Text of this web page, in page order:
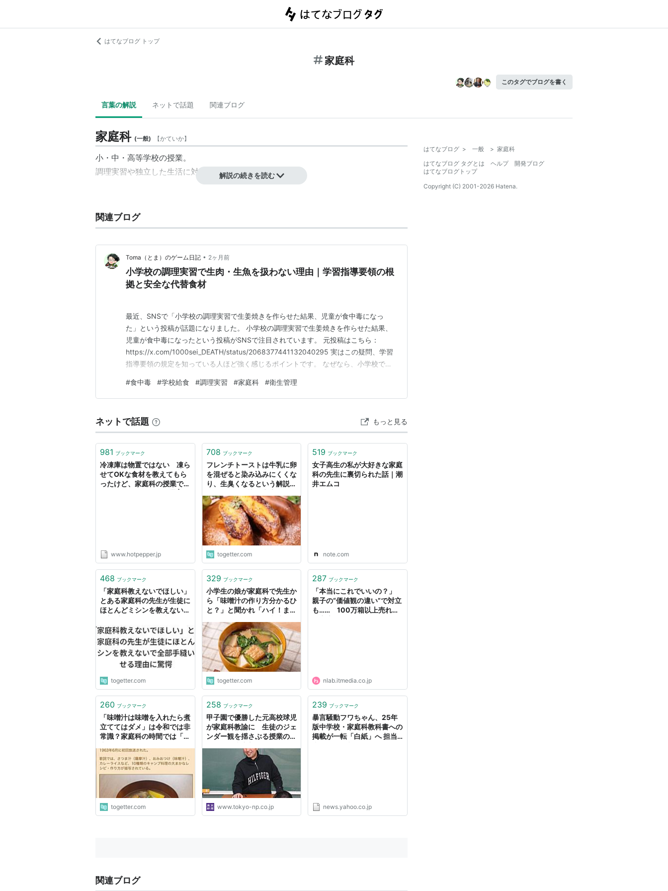
はてなブログ トップ
家庭科
このタグでブログを書く
言葉の解説 ネットで話題 関連ブログ
家庭科 (一般) 【かていか】
小・中・高等学校の授業。
調理実習や独立した生活に対応する知識等を学ぶ教科。
解説の続きを読む
関連ブログ
Toma（とま）のゲーム日記 • 2ヶ月前
小学校の調理実習で生肉・生魚を扱わない理由｜学習指導要領の根
拠と安全な代替食材
最近、SNSで「小学校の調理実習で生姜焼きを作らせた結果、児童が食中毒になっ
た」という投稿が話題になりました。 小学校の調理実習で生姜焼きを作らせた結果、
児童が食中毒になったという投稿がSNSで注目されています。 元投稿はこちら：
https://x.com/1000sei_DEATH/status/2068377441132040295 実はこの疑問、学習
指導要領の規定を知っている人ほど強く感じるポイントです。 なぜなら、小学校では
こと 小学校の調理実習で生肉・生魚を扱わないという規定の根拠 文部科学省「学習指
導要…
#食中毒 #学校給食 #調理実習 #家庭科 #衛生管理
ネットで話題 もっと見る
981 ブックマーク
冷凍庫は物置ではない 凍ら
せてOKな食材を教えてもら
ったけど、家庭科の授業で教
www.hotpepper.jp
708 ブックマーク
フレンチトーストは牛乳に卵
を混ぜると染み込みにくくな
り、生臭くなるという解説に
びたかった...！」
togetter.com
519 ブックマーク
女子高生の私が大好きな家庭
科の先生に裏切られた話｜潮
井エムコ
note.com
468 ブックマーク
「家庭科教えないでほしい」
とある家庭科の先生が生徒に
ほとんどミシンを教えないで
togetter.com
329 ブックマーク
小学生の娘が家庭科で先生か
ら「味噌汁の作り方分かるひ
と？」と聞かれ「ハイ！まず
ります」と答えたら「不正
解、今はそんな家庭はありま
せん」と言われ泣いて帰って
きた
togetter.com
287 ブックマーク
「本当にこれでいいの？」
親子の“価値観の違い”で対立
も…… 100万箱以上売れた
nlab.itmedia.co.jp
260 ブックマーク
「味噌汁は味噌を入れたら煮
立ててはダメ」は令和では非
常識？家庭科の時間では「煮
ったはずだけど実際どうなの
か
togetter.com
258 ブックマーク
甲子園で優勝した元高校球児
が家庭科教諭に 生徒のジェ
ンダー観を揺さぶる授業の中
www.tokyo-np.co.jp
239 ブックマーク
暴言騒動フワちゃん、25年
版中学校・家庭科教科書への
掲載が一転「白紙」へ 担当
news.yahoo.co.jp
関連ブログ
はてなブログ > 一般 > 家庭科
はてなブログ タグとは
ヘルプ
開発ブログ
はてなブログトップ
Copyright (C) 2001-2026 Hatena.